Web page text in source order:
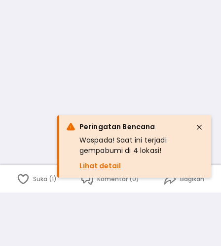
Suka (1) Komentar (0) Bagikan
Peringatan Bencana
Waspada! Saat ini terjadi
gempabumi di 4 lokasi!
Lihat detail